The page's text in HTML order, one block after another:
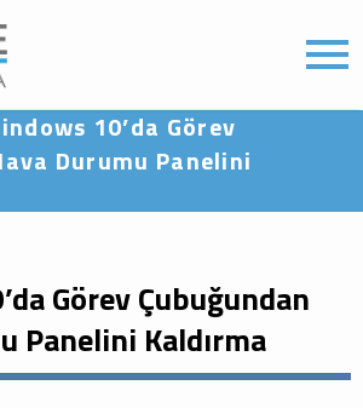
10’da Görev
Durumu Panelini
Görev Çubuğundan
Panelini Kaldırma